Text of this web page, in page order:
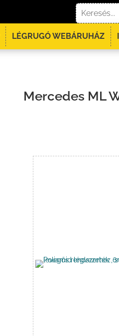
LÉGRUGÓ WEBÁRUHÁZ
Mercedes ML